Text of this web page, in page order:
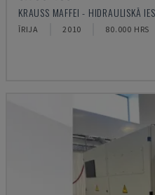
KRAUSS MAFFEI - HIDRAULISKĀ
ĪRIJA 2010 80.000 HRS